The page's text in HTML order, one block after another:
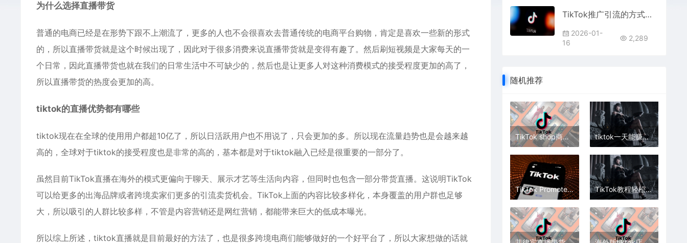
为什么选择直播带货
普通的电商已经是在形势下跟不上潮流了，更多的人也不会很喜欢去普通传统的电商平台购物，肯定是喜欢一些新的形式
的，所以直播带货就是这个时候出现了，因此对于很多消费来说直播带货就是变得有趣了。然后刷短视频是大家每天的一
个日常，因此直播带货也就在我们的日常生活中不可缺少的，然后也是让更多人对这种消费模式的接受程度更加的高了，
所以直播带货的热度会更加的高。
tiktok的直播优势都有哪些
tiktok现在在全球的使用用户都超10亿了，所以日活跃用户也不用说了，只会更加的多。所以现在流量趋势也是会越来越
高的，全球对于tiktok的接受程度也是非常的高的，基本都是对于tiktok融入已经是很重要的一部分了。
虽然目前TikTok直播在海外的模式更偏向于聊天、展示才艺等生活向内容，但同时也包含一部分带货直播。这说明TikTok
可以给更多的出海品牌或者跨境卖家们更多的引流卖货机会。TikTok上面的内容比较多样化，本身覆盖的用户群也足够
大，所以吸引的人群比较多样，不管是内容营销还是网红营销，都能带来巨大的低成本曝光。
所以综上所述，tiktok直播就是目前最好的方法了，也是很多跨境电商们能够做好的一个好平台了，所以大家想做的话就
TikTok推广引流的方式有哪些 tiktok引流卖点什么比较好
2026-01-
16
2,289
随机推荐
TikTok shop商家春节不打烊活动激励政策 tiktok一天能赚多少钱
TikTok Promote to LIVE使用方法 TikTok教程轻松学会给视频加上音效